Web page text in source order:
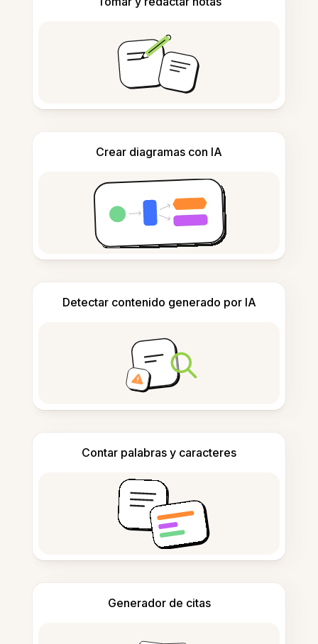
Crear diagramas con IA
Detectar contenido generado por IA
Contar palabras y caracteres
Generador de citas